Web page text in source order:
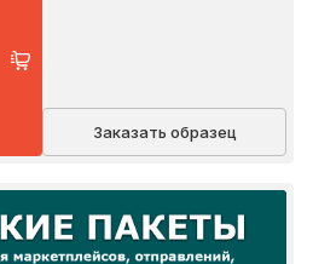
Заказать образец